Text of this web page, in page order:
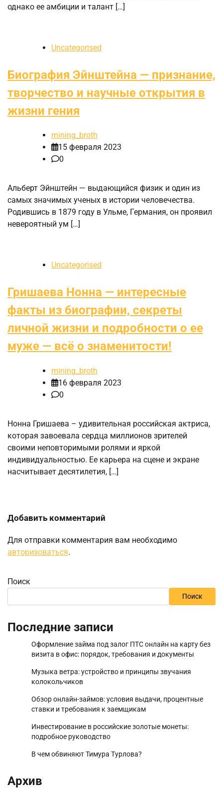
однако ее амбиции и талант […]
Uncategorised
Биография Эйнштейна — признание,
творчество и научные открытия в
жизни гения
mining_broth
15 февраля 2023
0
Альберт Эйнштейн — выдающийся физик и один из
самых значимых ученых в истории человечества.
Родившись в 1879 году в Ульме, Германия, он проявил
невероятный ум […]
Uncategorised
Гришаева Нонна — интересные
факты из биографии, секреты
личной жизни и подробности о ее
муже — всё о знаменитости!
mining_broth
16 февраля 2023
0
Нонна Гришаева – удивительная российская актриса,
которая завоевала сердца миллионов зрителей
своими неповторимыми ролями и яркой
индивидуальностью. Ее карьера на сцене и экране
насчитывает десятилетия, […]
Добавить комментарий
Для отправки комментария вам необходимо
авторизоваться.
Поиск
Поиск
Последние записи
Оформление займа под залог ПТС онлайн на карту без
визита в офис: порядок, требования и документы
Музыка ветра: устройство и принципы звучания
колокольчиков
Обзор онлайн-займов: условия выдачи, процентные
ставки и требования к заемщикам
Инвестирование в российские золотые монеты:
подробное руководство
В чем обвиняют Тимура Турлова?
Архив